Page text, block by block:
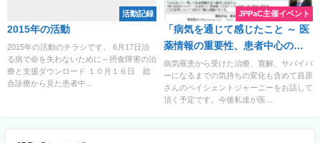
活動記録
2015年の活動
2015年の活動のチラシです。 6月17日治
る病で命を失わないために～摂食障害の治
療と支援ダウンロード １０月１６日 総
合診療から見た患者中...
JPPaC主催イベント
「病気を通じて感じたこと ～ 医
薬情報の重要性、患者中心の医
療とは？講師：昌原 清植さん
（MIフォース株式会社 代表取
締役社長）登録フォーム：
病気罹患から受けた治療、寛解、サバイバ
ーになるまでの気持ちの変化も含めて昌原
さんのペイシェントジャーニーをお話して
頂く予定です。今後私達が医...